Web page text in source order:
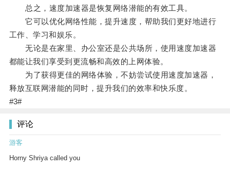
总之，速度加速器是恢复网络潜能的有效工具。
它可以优化网络性能，提升速度，帮助我们更好地进行
工作、学习和娱乐。
无论是在家里、办公室还是公共场所，使用速度加速器
都能让我们享受到更流畅和高效的上网体验。
为了获得更佳的网络体验，不妨尝试使用速度加速器，
释放互联网潜能的同时，提升我们的效率和快乐度。
#3#
评论
游客
Horny Shriya called you